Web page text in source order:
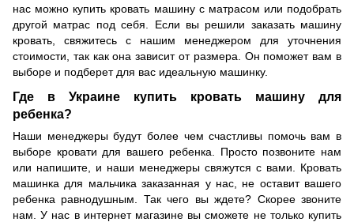
нас можно купить кровать машину с матрасом или подобрать
другой матрас под себя. Если вы решили заказать машину
кровать, свяжитесь с нашим менеджером для уточнения
стоимости, так как она зависит от размера. Он поможет вам в
выборе и подберет для вас идеальную машинку.
Где в Украине купить кровать машину для
ребенка?
Наши менеджеры будут более чем счастливы помочь вам в
выборе кровати для вашего ребенка. Просто позвоните нам
или напишите, и наши менеджеры свяжутся с вами. Кровать
машинка для мальчика заказанная у нас, не оставит вашего
ребенка равнодушным. Так чего вы ждете? Скорее звоните
нам. У нас в интернет магазине вы сможете не только купить